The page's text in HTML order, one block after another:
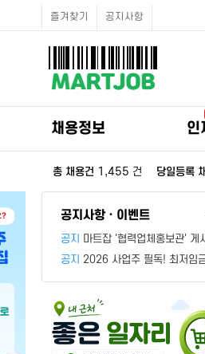
SNS홍보관
마트직평균월급
식자재가격정보
계산원/캐셔채용정보
매장관리직원채용정보
공산직원채용정보
농산/야채청과직원채용정보
축산/정육직원채용정보
수산직원채용정보
즐겨찾기 공지사항
채용정보 인
총 채용건 1,455 건 당일등록
공지사항 · 이벤트
공지
마트잡 '협력업체홍보관' 게시판
공지 2026 사업주 필독! 최저임금 위반 방